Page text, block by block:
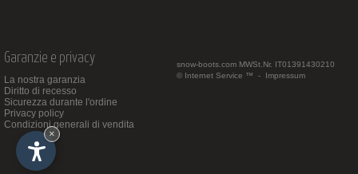
Garanzie e privacy
La nostra garanzia
Diritto di recesso
Sicurezza durante l'ordine
Privacy policy
Condizioni generali di vendita
snow-boots.com MWSt.Nr. IT01391430210
© Internet Service ™ - Impressum
×